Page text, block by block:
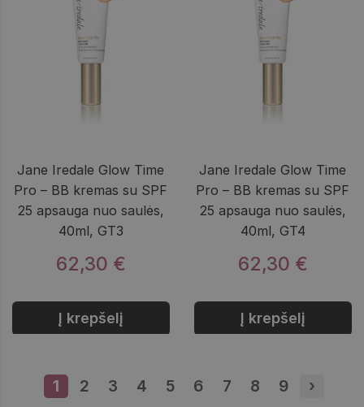
Jane Iredale Glow Time
Pro – BB kremas su SPF
25 apsauga nuo saulės,
40ml, GT3
62,30 €
Į krepšelį
Jane Iredale Glow Time
Pro – BB kremas su SPF
25 apsauga nuo saulės,
40ml, GT4
62,30 €
Į krepšelį
Puslapis
1 Puslapis
2 Puslapis
3 Puslapis
4 Puslapis
5 Puslapis
6 Puslapis
7 Puslapis
8 Puslapis
9 Next
›